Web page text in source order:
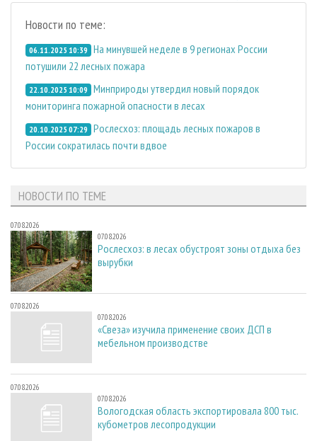
Новости по теме:
06.11.2025 10:39 На минувшей неделе в 9 регионах России
потушили 22 лесных пожара
22.10.2025 10:09 Минприроды утвердил новый порядок
мониторинга пожарной опасности в лесах
20.10.2025 07:29 Рослесхоз: площадь лесных пожаров в
России сократилась почти вдвое
НОВОСТИ ПО ТЕМЕ
07.08.2026
07.08.2026
Рослесхоз: в лесах обустроят зоны отдыха без
вырубки
07.08.2026
07.08.2026
«Свеза» изучила применение своих ДСП в
мебельном производстве
07.08.2026
07.08.2026
Вологодская область экспортировала 800 тыс.
кубометров лесопродукции